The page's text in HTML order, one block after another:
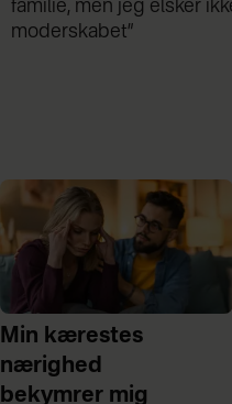
familie, men jeg elsker
moderskabet”
Min kærestes
nærighed
bekymrer mig